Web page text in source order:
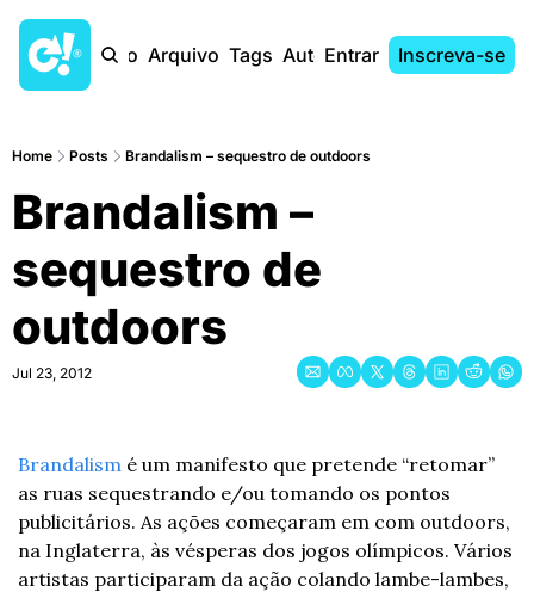
Início Arquivo Tags AutoresEntrar Inscreva-se
Home Posts Brandalism – sequestro de outdoors
Brandalism –
sequestro de
outdoors
Jul 23, 2012
Brandalism é um manifesto que pretende “retomar”
as ruas sequestrando e/ou tomando os pontos
publicitários. As ações começaram em com outdoors,
na Inglaterra, às vésperas dos jogos olímpicos. Vários
artistas participaram da ação colando lambe-lambes,